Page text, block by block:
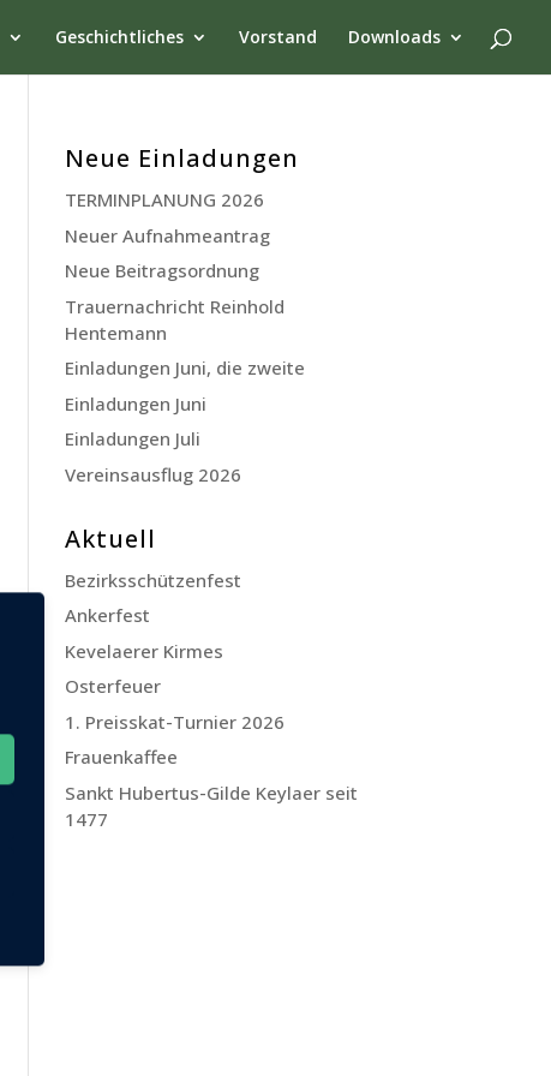
Geschichtliches Vorstand Downloads
Neue Einladungen
TERMINPLANUNG 2026
Neuer Aufnahmeantrag
Neue Beitragsordnung
Trauernachricht Reinhold
Hentemann
Einladungen Juni, die zweite
Einladungen Juni
Einladungen Juli
Vereinsausflug 2026
Aktuell
Bezirksschützenfest
Ankerfest
Kevelaerer Kirmes
Osterfeuer
1. Preisskat-Turnier 2026
Frauenkaffee
Sankt Hubertus-Gilde Keylaer seit
1477